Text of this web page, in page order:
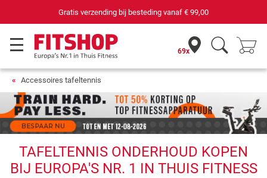
Gratis verzending bij besteding vanaf € 99,00
69x
Accessoires tafeltennis
TAFELTENNIS ONDERHOUD KOPEN
BIJ EUROPA'S NR. 1 IN THUIS FITNESS